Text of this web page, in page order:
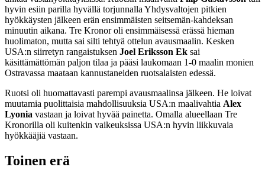
hyvin esiin parilla hyvällä torjunnalla Yhdysvaltojen pitkien
hyökkäysten jälkeen erän ensimmäisten seitsemän-kahdeksan
minuutin aikana. Tre Kronor oli ensimmäisessä erässä hieman
huolimaton, mutta sai silti tehtyä ottelun avausmaalin. Kesken
USA:n siirretyn rangaistuksen Joel Eriksson Ek sai
käsittämättömän paljon tilaa ja pääsi laukomaan 1-0 maalin monien
Ostravassa maataan kannustaneiden ruotsalaisten edessä.
Ruotsi oli huomattavasti parempi avausmaalinsa jälkeen. He loivat
muutamia puolittaisia mahdollisuuksia USA:n maalivahtia Alex
Lyonia vastaan ja loivat hyvää painetta. Omalla alueellaan Tre
Kronorilla oli kuitenkin vaikeuksissa USA:n hyvin liikkuvaia
hyökkääjiä vastaan.
Toinen erä